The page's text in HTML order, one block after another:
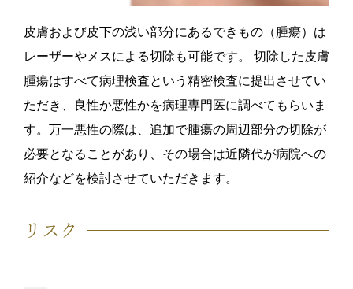
皮膚および皮下の浅い部分にあるできもの（腫瘍）は
レーザーやメスによる切除も可能です。 切除した皮膚
腫瘍はすべて病理検査という精密検査に提出させてい
ただき、良性か悪性かを病理専門医に調べてもらいま
す。万一悪性の際は、追加で腫瘍の周辺部分の切除が
必要となることがあり、その場合は近隣代が病院への
紹介などを検討させていただきます。
リスク